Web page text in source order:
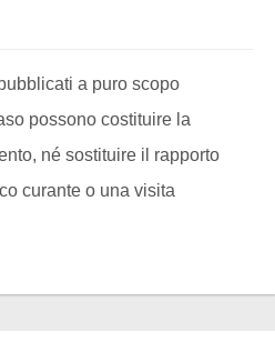
a puro scopo
possono costituire la
né sostituire il rapporto
curante o una visita